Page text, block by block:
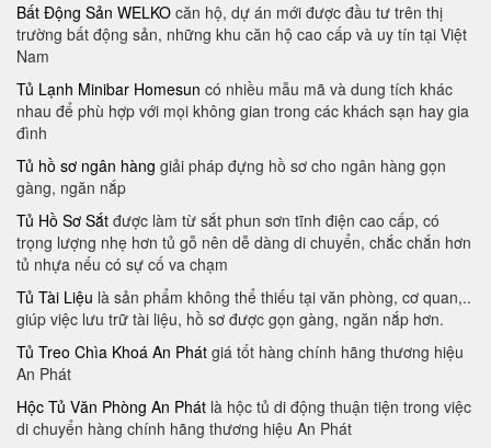
Bất Động Sản WELKO căn hộ, dự án mới được đầu tư trên thị
trường bất động sản, những khu căn hộ cao cấp và uy tín tại Việt
Nam
Tủ Lạnh Minibar Homesun có nhiều mẫu mã và dung tích khác
nhau để phù hợp với mọi không gian trong các khách sạn hay gia
đình
Tủ hồ sơ ngân hàng giải pháp đựng hồ sơ cho ngân hàng gọn
gàng, ngăn nắp
Tủ Hồ Sơ Sắt được làm từ sắt phun sơn tĩnh điện cao cấp, có
trọng lượng nhẹ hơn tủ gỗ nên dễ dàng di chuyển, chắc chắn hơn
tủ nhựa nếu có sự cố va chạm
Tủ Tài Liệu là sản phẩm không thể thiếu tại văn phòng, cơ quan,..
giúp việc lưu trữ tài liệu, hồ sơ được gọn gàng, ngăn nắp hơn.
Tủ Treo Chìa Khoá An Phát giá tốt hàng chính hãng thương hiệu
An Phát
Hộc Tủ Văn Phòng An Phát là hộc tủ di động thuận tiện trong việc
di chuyển hàng chính hãng thương hiệu An Phát